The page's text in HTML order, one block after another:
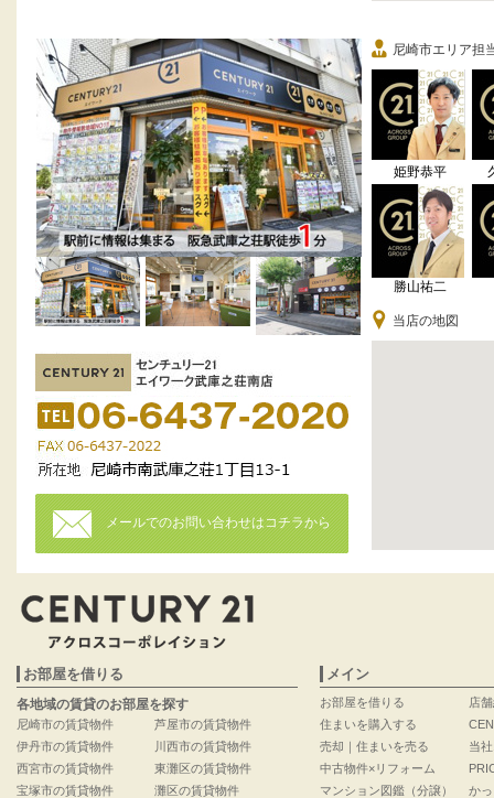
メールでのお問い合わせはコチラから
尼崎市エリア担
姫野恭平
勝山祐二
当店の地図
お部屋を借りる
各地域の賃貸のお部屋を探す
尼崎市の賃貸物件
伊丹市の賃貸物件
西宮市の賃貸物件
宝塚市の賃貸物件
芦屋市の賃貸物件
川西市の賃貸物件
東灘区の賃貸物件
灘区の賃貸物件
メイン
お部屋を借りる
住まいを購入する
売却｜住まいを売る
中古物件×リフォーム
マンション図鑑（分譲）
店
当
か